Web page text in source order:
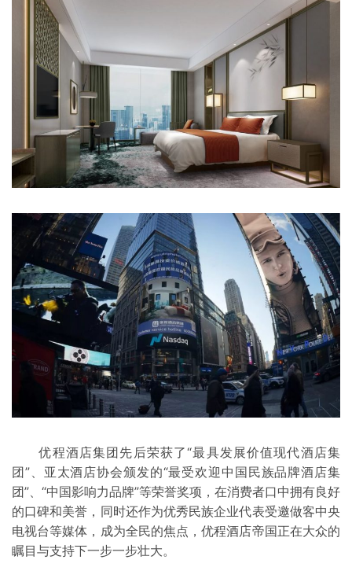
优程酒店集团先后荣获了“最具发展价值现代酒店集
团”、亚太酒店协会颁发的“最受欢迎中国民族品牌酒店集
团”、“中国影响力品牌”等荣誉奖项，在消费者口中拥有良好
的口碑和美誉，同时还作为优秀民族企业代表受邀做客中央
电视台等媒体，成为全民的焦点，优程酒店帝国正在大众的
瞩目与支持下一步一步壮大。